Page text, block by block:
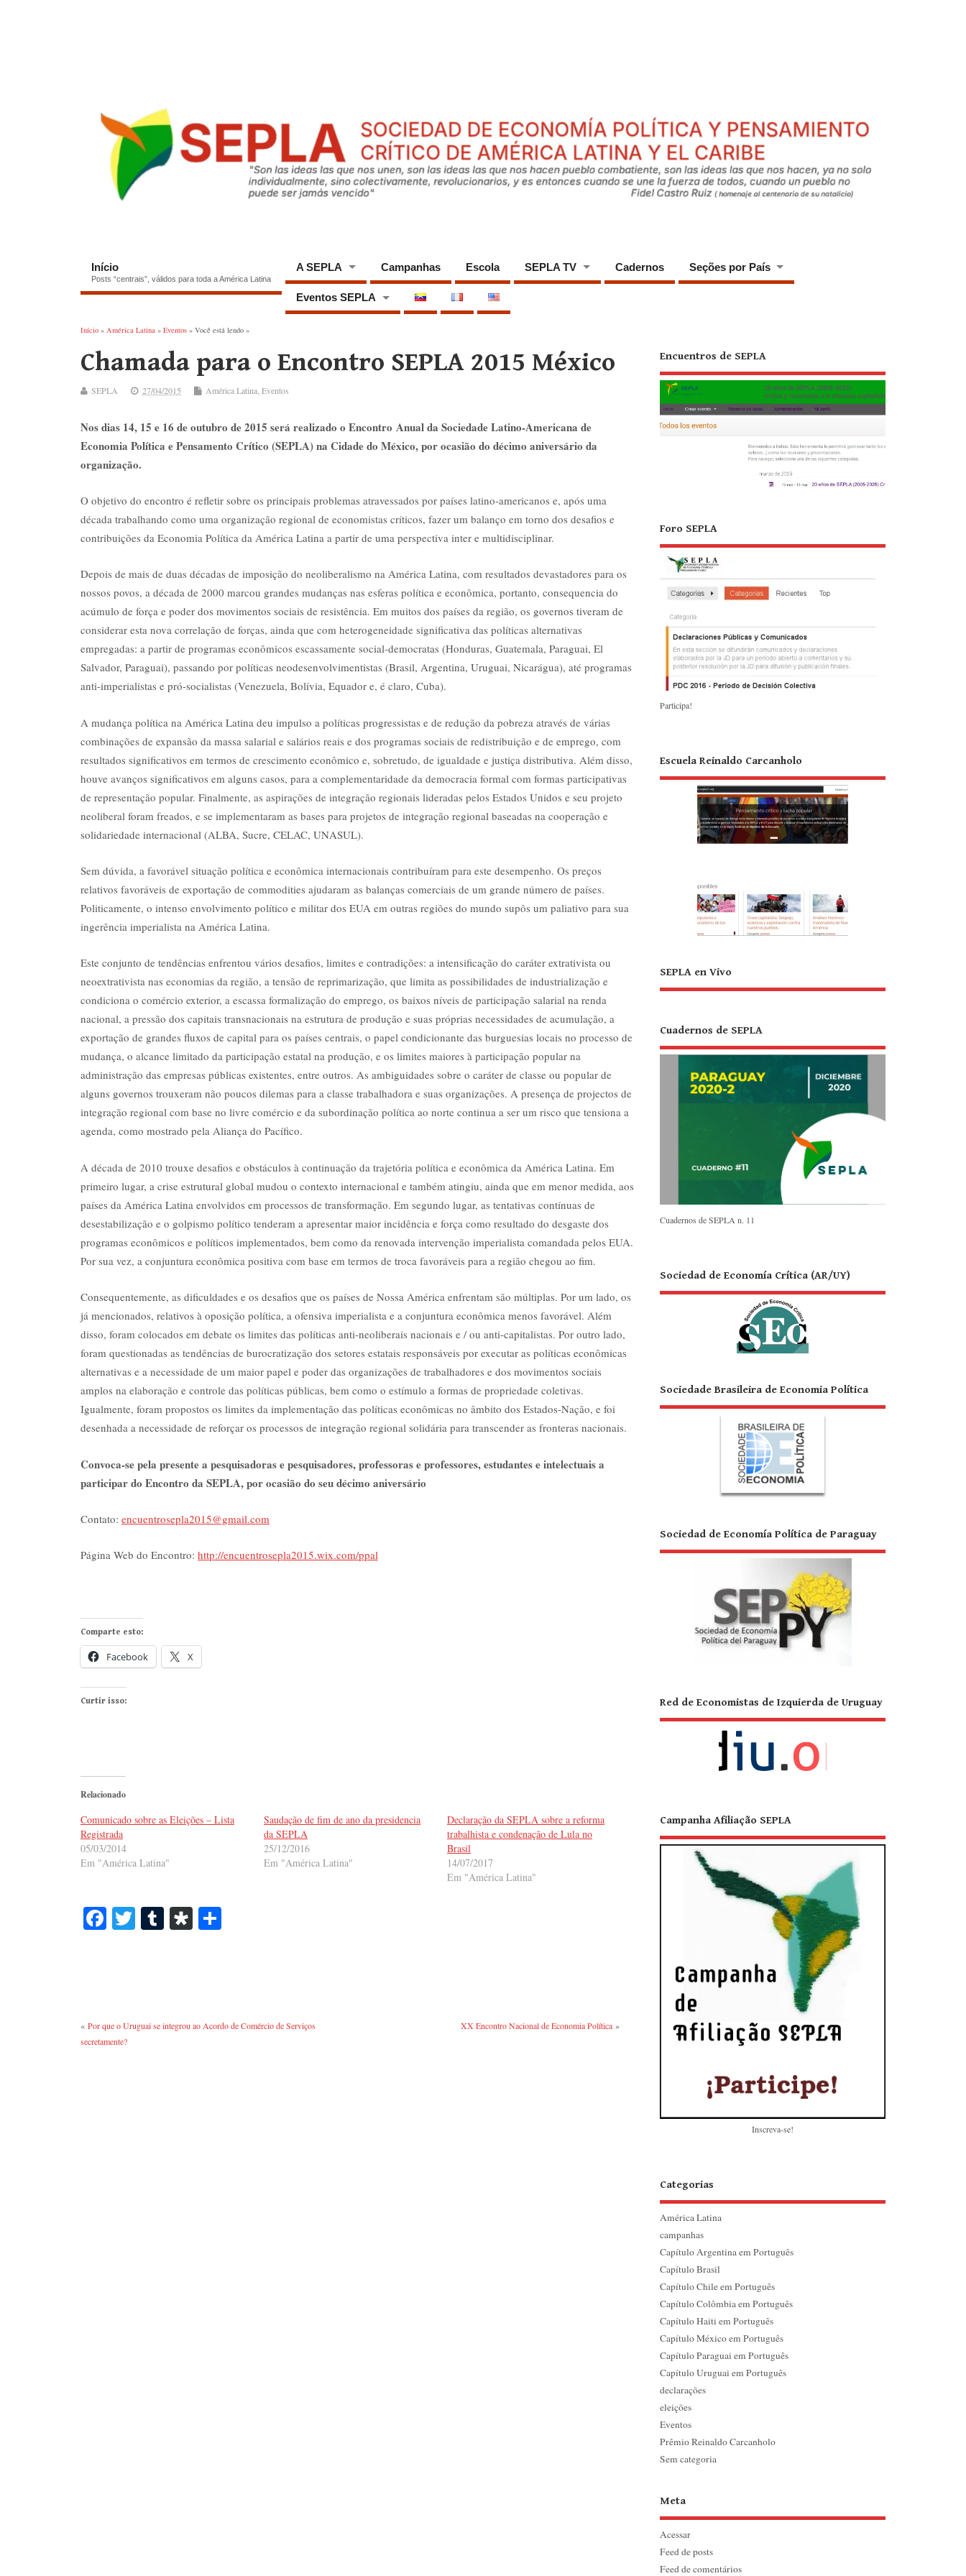
Início
Posts “centrais”, válidos para toda a América Latina
A SEPLA Campanhas Escola SEPLA TV Cadernos Seções por País
Eventos SEPLA
Início » América Latina » Eventos » Você está lendo »
Chamada para o Encontro SEPLA 2015 México
SEPLA 27/04/2015 América Latina Eventos
Nos dias 14, 15 e 16 de outubro de 2015 será realizado o Encontro Anual da Sociedade Latino-Americana de
Economia Política e Pensamento Crítico (SEPLA) na Cidade do México, por ocasião do décimo aniversário da
organização.
O objetivo do encontro é refletir sobre os principais problemas atravessados por países latino-americanos e, após uma
década trabalhando como uma organização regional de economistas críticos, fazer um balanço em torno dos desafios e
contribuições da Economia Política da América Latina a partir de uma perspectiva inter e multidisciplinar.
Depois de mais de duas décadas de imposição do neoliberalismo na América Latina, com resultados devastadores para os
nossos povos, a década de 2000 marcou grandes mudanças nas esferas política e econômica, portanto, consequencia do
acúmulo de força e poder dos movimentos sociais de resistência. Em muitos dos países da região, os governos tiveram de
considerar esta nova correlação de forças, ainda que com heterogeneidade significativa das políticas alternativas
empregadas: a partir de programas econômicos escassamente social-democratas (Honduras, Guatemala, Paraguai, El
Salvador, Paraguai), passando por políticas neodesenvolvimentistas (Brasil, Argentina, Uruguai, Nicarágua), até programas
anti-imperialistas e pró-socialistas (Venezuela, Bolívia, Equador e, é claro, Cuba).
A mudança política na América Latina deu impulso a políticas progressistas e de redução da pobreza através de várias
combinações de expansão da massa salarial e salários reais e dos programas sociais de redistribuição e de emprego, com
resultados significativos em termos de crescimento econômico e, sobretudo, de igualdade e justiça distributiva. Além disso,
houve avanços significativos em alguns casos, para a complementaridade da democracia formal com formas participativas
de representação popular. Finalmente, as aspirações de integração regionais lideradas pelos Estados Unidos e seu projeto
neoliberal foram freados, e se implementaram as bases para projetos de integração regional baseadas na cooperação e
solidariedade internacional (ALBA, Sucre, CELAC, UNASUL).
Sem dúvida, a favorável situação política e econômica internacionais contribuíram para este desempenho. Os preços
relativos favoráveis ​​de exportação de commodities ajudaram as balanças comerciais de um grande número de países.
Politicamente, o intenso envolvimento político e militar dos EUA em outras regiões do mundo supôs um paliativo para sua
ingerência imperialista na América Latina.
Este conjunto de tendências enfrentou vários desafios, limites e contradições: a intensificação do caráter extrativista ou
neoextrativista nas economias da região, a tensão de reprimarização, que limita as possibilidades de industrialização e
condiciona o comércio exterior, a escassa formalização do emprego, os baixos níveis de participação salarial na renda
nacional, a pressão dos capitais transnacionais na estrutura de produção e suas próprias necessidades de acumulação, a
exportação de grandes fluxos de capital para os países centrais, o papel condicionante das burguesias locais no processo de
mudança, o alcance limitado da participação estatal na produção, e os limites maiores à participação popular na
administração das empresas públicas existentes, entre outros. As ambiguidades sobre o caráter de classe ou popular de
alguns governos trouxeram não poucos dilemas para a classe trabalhadora e suas organizações. A presença de projectos de
integração regional com base no livre comércio e da subordinação política ao norte continua a ser um risco que tensiona a
agenda, como mostrado pela Aliança do Pacífico.
A década de 2010 trouxe desafios e obstáculos à continuação da trajetória política e econômica da América Latina. Em
primeiro lugar, a crise estrutural global mudou o contexto internacional e também atingiu, ainda que em menor medida, aos
países da América Latina envolvidos em processos de transformação. Em segundo lugar, as tentativas contínuas de
desestabilização e o golpismo político tenderam a apresentar maior incidência e força como resultado do desgaste dos
programas econômicos e políticos implementados, bem como da renovada intervenção imperialista comandada pelos EUA.
Por sua vez, a conjuntura econômica positiva com base em termos de troca favoráveis para a região ​​chegou ao fim.
Consequentemente, as dificuldades e os desafios que os países de Nossa América enfrentam são múltiplas. Por um lado, os
já mencionados, relativos à oposição política, a ofensiva imperialista e a conjuntura econômica menos favorável. Além
disso, foram colocados em debate os limites das políticas anti-neoliberais nacionais e / ou anti-capitalistas. Por outro lado,
foram questionadas as tendências de burocratização dos setores estatais responsáveis por executar as políticas econômicas
alternativas e a necessidade de um maior papel e poder das organizações de trabalhadores e dos movimentos sociais
amplos na elaboração e controle das políticas públicas, bem como o estímulo a formas de propriedade coletivas.
Igualmente, foram propostos os limites da implementação das políticas econômicas no âmbito dos Estados-Nação, e foi
desenhada a necessidade de reforçar os processos de integração regional solidária para transcender as fronteras nacionais.
Convoca-se pela presente a pesquisadoras e pesquisadores, professoras e professores, estudantes e intelectuais a
participar do Encontro da SEPLA, por ocasião do seu décimo aniversário
Contato: encuentrosepla2015@gmail.com
Página Web do Encontro: http://encuentrosepla2015.wix.com/ppal
Comparte esto:
Facebook X
Curtir isso:
Relacionado
Comunicado sobre as Eleições – Lista
Registrada
05/03/2014
Em "América Latina"
Saudação de fim de ano da presidencia
da SEPLA
25/12/2016
Em "América Latina"
Declaração da SEPLA sobre a reforma
trabalhista e condenação de Lula no
Brasil
14/07/2017
Em "América Latina"
Fa T T Di
« Por que o Uruguai se integrou ao Acordo de Comércio de Serviços
secretamente?
XX Encontro Nacional de Economia Política»
Encuentros de SEPLA
Foro SEPLA
Participa!
Escuela Reinaldo Carcanholo
SEPLA en Vivo
Cuadernos de SEPLA
Cuadernos de SEPLA n. 11
Sociedad de Economía Crítica (AR/UY)
Sociedade Brasileira de Economia Política
Sociedad de Economía Política de Paraguay
Red de Economistas de Izquierda de Uruguay
Campanha Afiliação SEPLA
Inscreva-se!
Categorias
América Latina
campanhas
Capítulo Argentina em Português
Capítulo Brasil
Capítulo Chile em Português
Capítulo Colômbia em Português
Capítulo Haiti em Português
Capítulo México em Português
Capítulo Paraguai em Português
Capítulo Uruguai em Português
declarações
eleições
Eventos
Prêmio Reinaldo Carcanholo
Sem categoria
Meta
Acessar
Feed de posts
Feed de comentários